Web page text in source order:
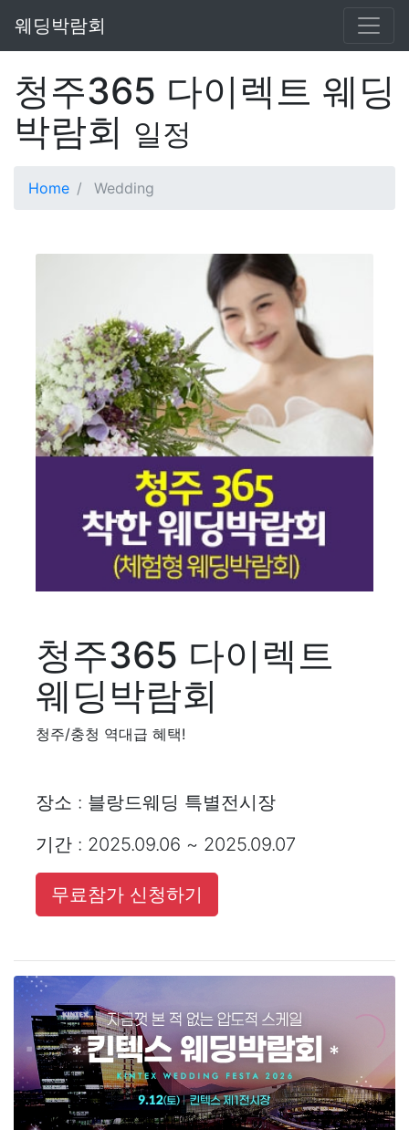
웨딩박람회
청주365 다이렉트 웨딩
박람회 일정
Home Wedding
청주365 다이렉트
웨딩박람회
청주/충청 역대급 혜택!
장소 : 블랑드웨딩 특별전시장
기간 : 2025.09.06 ~ 2025.09.07
무료참가 신청하기